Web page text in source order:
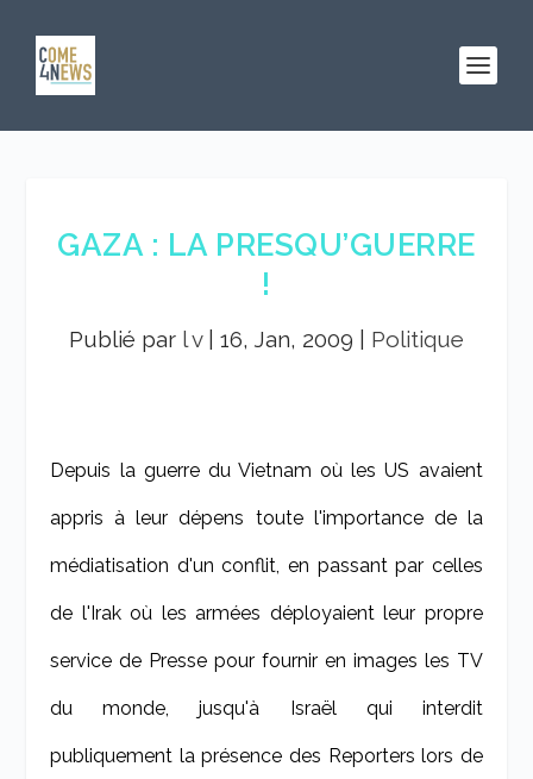
GAZA : LA PRESQU’GUERRE
!
Publié par l v| 16, Jan, 2009 Politique
Depuis la guerre du Vietnam où les US avaient
appris à leur dépens toute l'importance de la
médiatisation d'un conflit, en passant par celles
de l'Irak où les armées déployaient leur propre
service de Presse pour fournir en images les TV
du monde, jusqu'à Israël qui interdit
publiquement la présence des Reporters lors de